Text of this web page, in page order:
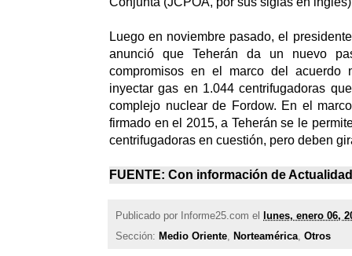
Luego en noviembre pasado, el
anunció que Teherán da un nuevo
compromisos en el marco del acuerdo
inyectar gas en 1.044 centrifugadoras
complejo nuclear de Fordow. En el
firmado en el 2015, a Teherán se le
centrifugadoras en cuestión, pero deben
FUENTE: Con información de
Publicado por Informe25.com el
lunes, enero 06,
Sección: Medio Oriente, Norteamérica, Otros